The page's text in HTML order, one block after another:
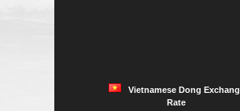
Vietnamese Dong
Rate